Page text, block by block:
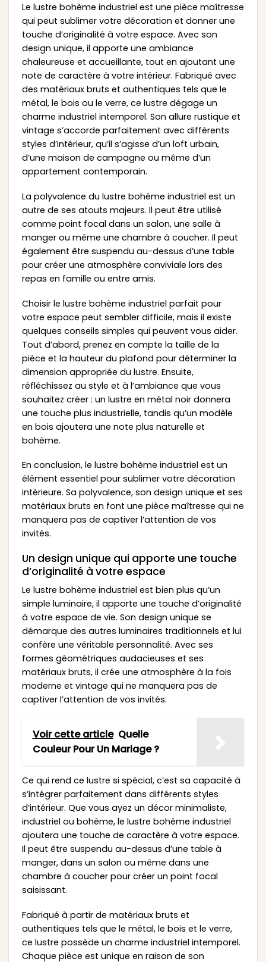
Le lustre bohème industriel est une pièce maîtresse
qui peut sublimer votre décoration et donner une
touche d’originalité à votre espace. Avec son
design unique, il apporte une ambiance
chaleureuse et accueillante, tout en ajoutant une
note de caractère à votre intérieur. Fabriqué avec
des matériaux bruts et authentiques tels que le
métal, le bois ou le verre, ce lustre dégage un
charme industriel intemporel. Son allure rustique et
vintage s’accorde parfaitement avec différents
styles d’intérieur, qu’il s’agisse d’un loft urbain,
d’une maison de campagne ou même d’un
appartement contemporain.
La polyvalence du lustre bohème industriel est un
autre de ses atouts majeurs. Il peut être utilisé
comme point focal dans un salon, une salle à
manger ou même une chambre à coucher. Il peut
également être suspendu au-dessus d’une table
pour créer une atmosphère conviviale lors des
repas en famille ou entre amis.
Choisir le lustre bohème industriel parfait pour
votre espace peut sembler difficile, mais il existe
quelques conseils simples qui peuvent vous aider.
Tout d’abord, prenez en compte la taille de la
pièce et la hauteur du plafond pour déterminer la
dimension appropriée du lustre. Ensuite,
réfléchissez au style et à l’ambiance que vous
souhaitez créer : un lustre en métal noir donnera
une touche plus industrielle, tandis qu’un modèle
en bois ajoutera une note plus naturelle et
bohème.
En conclusion, le lustre bohème industriel est un
élément essentiel pour sublimer votre décoration
intérieure. Sa polyvalence, son design unique et ses
matériaux bruts en font une pièce maîtresse qui ne
manquera pas de captiver l’attention de vos
invités.
Un design unique qui apporte une touche
d’originalité à votre espace
Le lustre bohème industriel est bien plus qu’un
simple luminaire, il apporte une touche d’originalité
à votre espace de vie. Son design unique se
démarque des autres luminaires traditionnels et lui
confère une véritable personnalité. Avec ses
formes géométriques audacieuses et ses
matériaux bruts, il crée une atmosphère à la fois
moderne et vintage qui ne manquera pas de
captiver l’attention de vos invités.
Voir cette article Quelle
Couleur Pour Un Mariage ?
Ce qui rend ce lustre si spécial, c’est sa capacité à
s’intégrer parfaitement dans différents styles
d’intérieur. Que vous ayez un décor minimaliste,
industriel ou bohème, le lustre bohème industriel
ajoutera une touche de caractère à votre espace.
Il peut être suspendu au-dessus d’une table à
manger, dans un salon ou même dans une
chambre à coucher pour créer un point focal
saisissant.
Fabriqué à partir de matériaux bruts et
authentiques tels que le métal, le bois et le verre,
ce lustre possède un charme industriel intemporel.
Chaque pièce est unique en raison de son